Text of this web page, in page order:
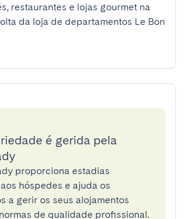
restaurantes e lojas gourmet na
da loja de departamentos Le Bon
é gerida pela
proporciona estadias
hóspedes e ajuda os
a gerir os seus alojamentos
de qualidade profissional.